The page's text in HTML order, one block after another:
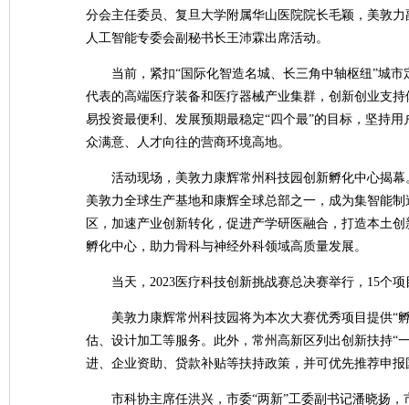
分会主任委员、复旦大学附属华山医院院长毛颖，美敦
人工智能专委会副秘书长王沛霖出席活动。
当前，紧扣“国际化智造名城、长三角中轴枢纽”城
代表的高端医疗装备和医疗器械产业集群，创新创业支
易投资最便利、发展预期最稳定“四个最”的目标，坚持
众满意、人才向往的营商环境高地。
活动现场，美敦力康辉常州科技园创新孵化中心揭
美敦力全球生产基地和康辉全球总部之一，成为集智能
区，加速产业创新转化，促进产学研医融合，打造本土
孵化中心，助力骨科与神经外科领域高质量发展。
当天，2023医疗科技创新挑战赛总决赛举行，15个
美敦力康辉常州科技园将为本次大赛优秀项目提供“
估、设计加工等服务。此外，常州高新区列出创新扶持“
进、企业资助、贷款补贴等扶持政策，并可优先推荐申
市科协主席任洪兴，市委“两新”工委副书记潘晓扬